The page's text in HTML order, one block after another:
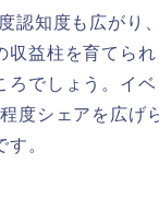
認知度も広がり
収益柱を育てら
ろでしょう。イ
度シェアを広げ
。